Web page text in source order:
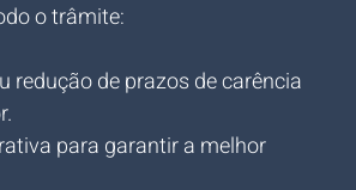
o trâmite:
redução de prazos de carência
para garantir a melhor